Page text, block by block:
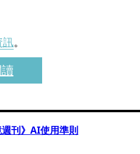
訊。
週刊》AI使用準則